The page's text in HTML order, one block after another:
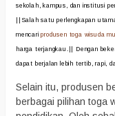
sekolah, kampus, dan institusi
||Salah satu perlengkapan
mencariprodusen toga wisuda
harga terjangkau.|| Dengan
dapat berjalan lebih tertib, rapi,
Selain itu, produsen
berbagai pilihan toga